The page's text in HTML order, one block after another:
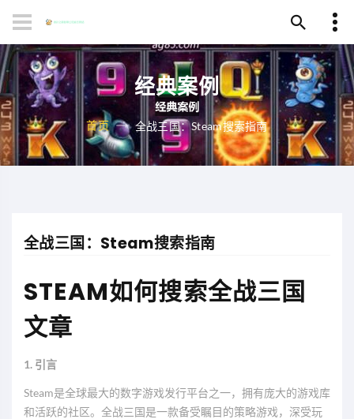
经典案例
首页 全战三国：Steam搜索指南
全战三国：Steam搜索指南
STEAM如何搜索全战三国
文章
1. 引言
Steam是全球最大的数字游戏发行平台之一，拥有庞大的游戏库
和活跃的社区。全战三国是一款备受瞩目的策略游戏，深受玩